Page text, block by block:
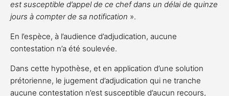
est susceptible d’appel de ce chef dans un délai de quinze
jours à compter de sa notification ».
En l’espèce, à l’audience d’adjudication, aucune
contestation n’a été soulevée.
Dans cette hypothèse, et en application d’une solution
prétorienne, le jugement d’adjudication qui ne tranche
aucune contestation n’est susceptible d’aucun recours,